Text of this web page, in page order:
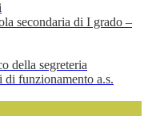
secondaria di I grado –
della segreteria
di funzionamento a.s.